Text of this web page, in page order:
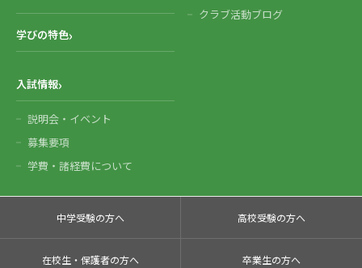
学びの特色
クラブ活動ブログ
入試情報
説明会・イベント
募集要項
学費・諸経費について
中学受験の方へ 高校受験の方へ
在校生・保護者の方へ 卒業生の方へ